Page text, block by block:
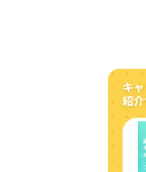
キ
紹介